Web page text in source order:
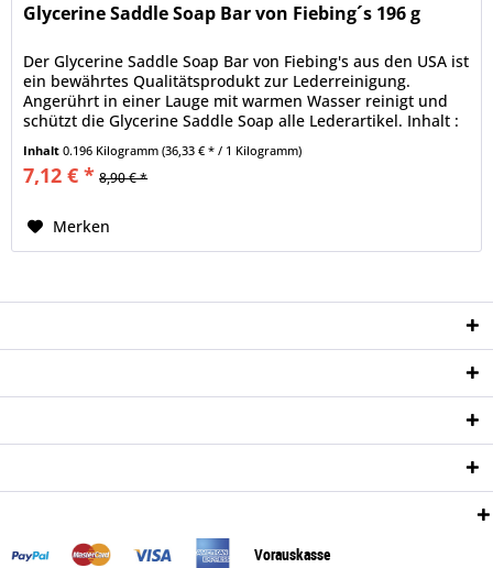
Glycerine Saddle Soap Bar von Fiebing´s 196 g
Der Glycerine Saddle Soap Bar von Fiebing's aus den USA ist
ein bewährtes Qualitätsprodukt zur Lederreinigung.
Angerührt in einer Lauge mit warmen Wasser reinigt und
schützt die Glycerine Saddle Soap alle Lederartikel. Inhalt :
Inhalt0.196 Kilogramm(36,33 € * / 1 Kilogramm)
7,12 € * 8,90 € *
Merken
Vorauskasse